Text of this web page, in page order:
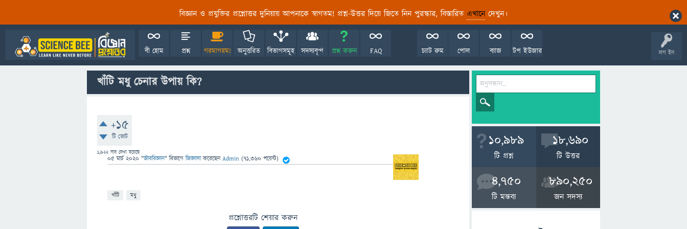
বিজ্ঞান ও প্রযুক্তির প্রশ্নোত্তর দুনিয়ায় আপনাকে স্বাগতম! প্রশ্ন-উত্তর দিয়ে জিতে নিন পুরস্কার, বিস্তারিত এখানেদেখুন।
লগ ইন
বী হোম প্রশ্ন গরমাগরম! অনুত্তরিত বিভাগসমূহ সদস্যবৃন্দ প্রশ্ন করুন FAQ টপ ইউজার
ব্যাজ
পোল
চ্যাট রুম
খাঁটি মধু চেনার উপায় কি?
+15
টি ভোট
1,922বার দেখা হয়েছে
05 মার্চ 2020 "জীববিজ্ঞান" বিভাগে জিজ্ঞাসাকরেছেনAdmin (71,360 পয়েন্ট)
খাঁটি মধু
প্রশ্নোত্তরটি শেয়ার করুন
10,989
টি প্রশ্ন
18,690
টি উত্তর
4,750
টি মন্তব্য
890,250
জন সদস্য